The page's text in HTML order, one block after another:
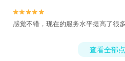


感觉不错，现在的服务水平提高了很多
查看全部